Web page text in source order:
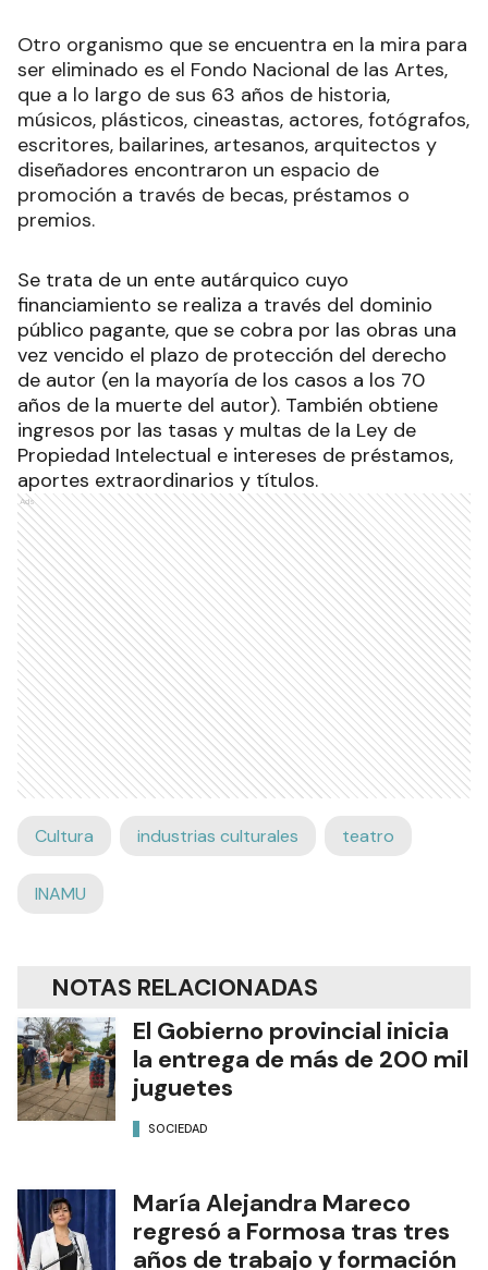
Otro organismo que se encuentra en la mira para
ser eliminado es el Fondo Nacional de las Artes,
que a lo largo de sus 63 años de historia,
músicos, plásticos, cineastas, actores, fotógrafos,
escritores, bailarines, artesanos, arquitectos y
diseñadores encontraron un espacio de
promoción a través de becas, préstamos o
premios.
Se trata de un ente autárquico cuyo
financiamiento se realiza a través del dominio
público pagante, que se cobra por las obras una
vez vencido el plazo de protección del derecho
de autor (en la mayoría de los casos a los 70
años de la muerte del autor). También obtiene
ingresos por las tasas y multas de la Ley de
Propiedad Intelectual e intereses de préstamos,
aportes extraordinarios y títulos.
Ads
Cultura industrias culturales teatro
INAMU
NOTAS RELACIONADAS
El Gobierno provincial inicia
la entrega de más de 200 mil
juguetes
SOCIEDAD
María Alejandra Mareco
regresó a Formosa tras tres
años de trabajo y formación